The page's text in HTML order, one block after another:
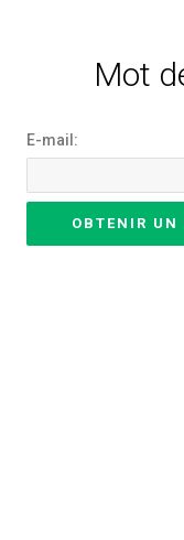
Mot
E-mail: